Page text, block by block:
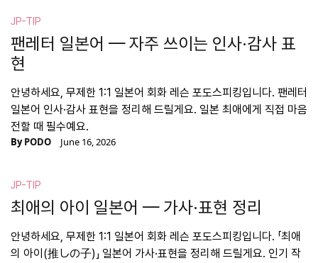
JP-TIP
팬레터 일본어 — 자주 쓰이는 인사·감사 표
현
안녕하세요, 무제한 1:1 일본어 회화 레슨 포도스피킹입니다. 팬레터
일본어 인사·감사 표현을 정리해 드릴게요. 일본 최애에게 직접 마음
전할 때 필수예요.
ByPODO June 16, 2026
JP-TIP
최애의 아이 일본어 — 가사·표현 정리
안녕하세요, 무제한 1:1 일본어 회화 레슨 포도스피킹입니다. 「최애
의 아이(推しの子)」 일본어 가사·표현을 정리해 드릴게요. 인기 작